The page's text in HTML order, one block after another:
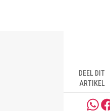
DEEL DIT
ARTIKEL